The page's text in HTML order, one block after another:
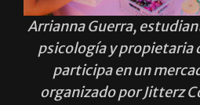
Arrianna Guerra,
psicología y propietaria
participa en un
organizado por Jitterz